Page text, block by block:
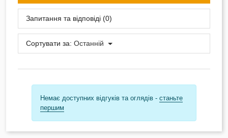
Запитання та відповіді (0)
Сортувати за: Останній
Немає доступних відгуків та оглядів - станьте
першим